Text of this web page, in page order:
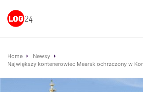
Home
Newsy
Największy kontenerowiec Mearsk ochrzczony w